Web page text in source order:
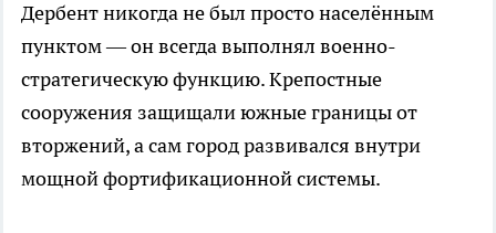
Дербент никогда не был просто населённым
пунктом — он всегда выполнял военно-
стратегическую функцию. Крепостные
сооружения защищали южные границы от
вторжений, а сам город развивался внутри
мощной фортификационной системы.